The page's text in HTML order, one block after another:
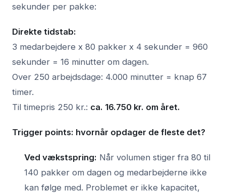
sekunder per pakke:
Direkte tidstab:
3 medarbejdere x 80 pakker x 4 sekunder = 960
sekunder = 16 minutter om dagen.
Over 250 arbejdsdage: 4.000 minutter = knap 67
timer.
Til timepris 250 kr.: ca. 16.750 kr. om året.
Trigger points: hvornår opdager de fleste det?
Ved vækstspring: Når volumen stiger fra 80 til
140 pakker om dagen og medarbejderne ikke
kan følge med. Problemet er ikke kapacitet,